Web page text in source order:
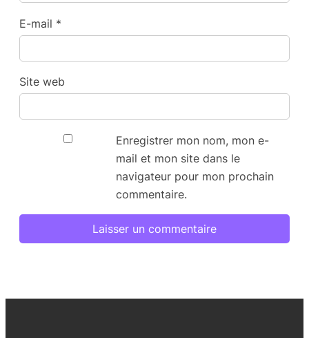
E-mail *
Site web
Enregistrer mon nom, mon e-
mail et mon site dans le
navigateur pour mon prochain
commentaire.